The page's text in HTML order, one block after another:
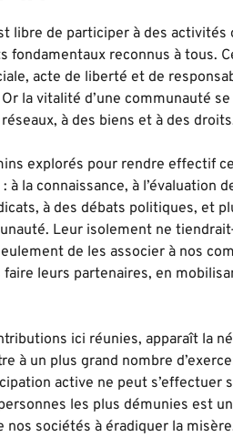
libre de participer à des activités
fondamentaux reconnus à tous.
acte de liberté et de
la vitalité d’une communauté
à des biens et à des
explorés pour rendre effectif ce
la connaissance, à l’évaluation
à des débats politiques, et
Leur isolement ne
de les associer à nos
leurs partenaires, en
ici réunies, apparaît la
à un plus grand nombre
active ne peut s’effectuer
les plus démunies est
nos sociétés à éradiquer la